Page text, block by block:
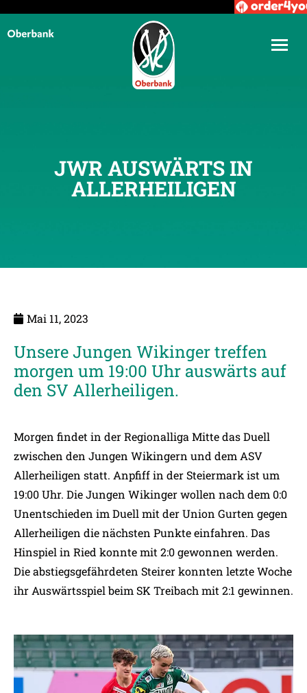
JWR AUSWÄRTS IN
ALLERHEILIGEN
Mai 11, 2023
Unsere Jungen Wikinger treffen
morgen um 19:00 Uhr auswärts auf
den SV Allerheiligen.
Morgen findet in der Regionalliga Mitte das Duell
zwischen den Jungen Wikingern und dem ASV
Allerheiligen statt. Anpfiff in der Steiermark ist um
19:00 Uhr. Die Jungen Wikinger wollen nach dem 0:0
Unentschieden im Duell mit der Union Gurten gegen
Allerheiligen die nächsten Punkte einfahren. Das
Hinspiel in Ried konnte mit 2:0 gewonnen werden.
Die abstiegsgefährdeten Steirer konnten letzte Woche
ihr Auswärtsspiel beim SK Treibach mit 2:1 gewinnen.